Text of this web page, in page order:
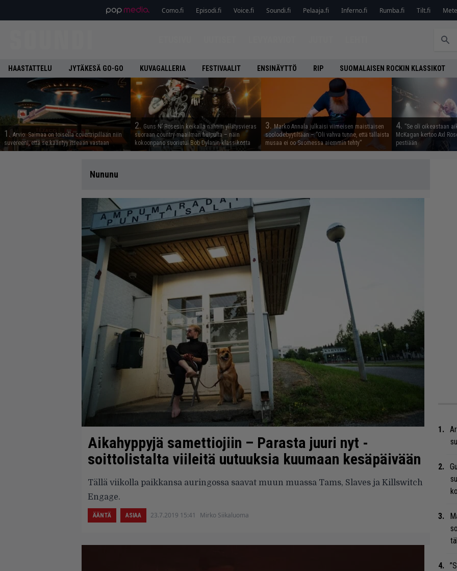
Como.fi Episodi.fi Voice.fi Soundi.fi Pelaaja.fi Inferno.fi Rumba.fi Tilt.fi
HAASTATTELU JYTÄKESÄ GO-GO KUVAGALLERIA FESTIVAALIT ENSINÄYTTÖ RIP SUOMALAISEN ROCKIN KLASSIKOT
1. Arvio: Saimaa on toisella covertripillään niin
suvereeni, että se kääntyy itseään vastaan
2. Guns N’ Rosesin keikalla nähtiin yllätysvieras
suoraan country-maailman huipulta – näin
kokoonpano suoriutui Bob Dylanin klassikosta
3. Marko Annala julkaisi viimeisen maistiaisen
soolodebyytiltään – ”Oli vahva tunne, että tällaista
musaa ei oo Suomessa aiemmin tehty”
4. ”Se oli oikeastaan
McKagan kertoo Axl
pestiään
Nununu
Aikahyppyjä samettiojiin – Parasta juuri nyt -
soittolistalta viileitä uutuuksia kuumaan kesäpäivään
Tällä viikolla paikkansa auringossa saavat muun muassa Tams, Slaves ja Killswitch
Engage.
ÄÄNTÄ ASIAA 23.7.2019 15:41 Mirko Siikaluoma